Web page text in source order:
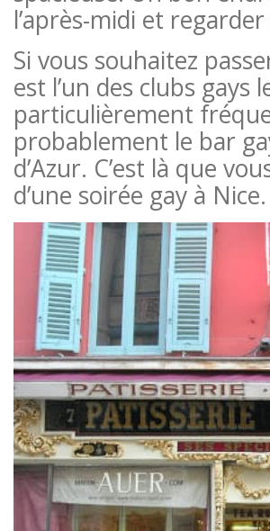
l’après-midi et
Si vous souhaitez
est l’un des clubs gays
particulièrement
probablement le bar
d’Azur. C’est là que
d’une soirée gay à Nice.